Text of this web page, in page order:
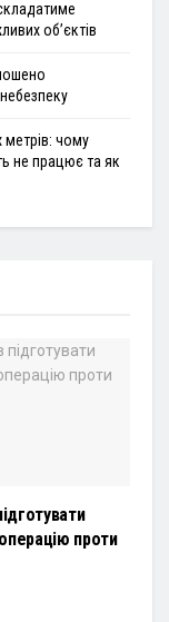
об’єктів
метрів: чому
не працює та як
проти